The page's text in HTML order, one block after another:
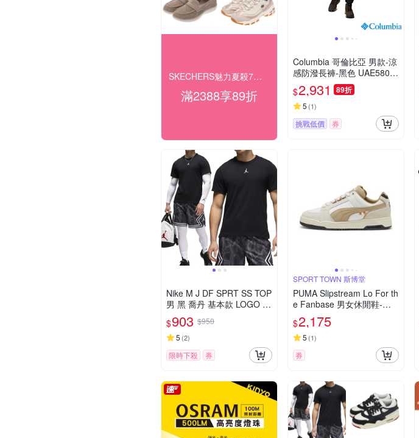
SKECHERS魅力夏殺7折起 滿額最高再89折
滿2388享89折
Columbia 哥倫比亞 男款-涼
感防潑長褲-黑色 UAE5806
0BK/JS
$2,931 89折
5 (1)
挑戰低價 券
Nike M J DF SPRT SS TOP
男 黑 喬丹 基本款 LOGO 運
動 休閒 短袖 FN5830-010
$903 $950
5 (2)
限時下殺 券
SPORT TOWN 斯博堂
PUMA Slipstream Lo For th
e Fanbase 男女休閒鞋-白/
卡其色-39574301
$2,175
5 (1)
券